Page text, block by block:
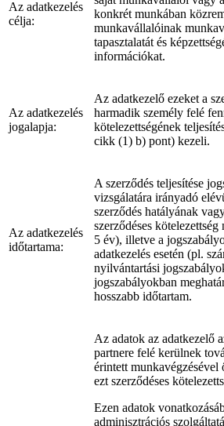
Az adatkezelés
célja:
konkrét munkában
munkavállalóinak
tapasztalatát és
információkat.
Az adatkezelés
jogalapja:
Az adatkezelő ezeket a
harmadik személy felé
kötelezettségének
cikk (1) b) pont) kezeli.
Az adatkezelés
időtartama:
A szerződés teljesítése
vizsgálatára irányadó
szerződés hatályának
szerződéses
5 év), illetve a
adatkezelés esetén (pl.
nyilvántartási
jogszabályokban
hosszabb időtartam.
Az adatok az adatkezelő
partnere felé kerülnek
érintett munkavégzésével
ezt szerződéses
Ezen adatok
adminisztrációs